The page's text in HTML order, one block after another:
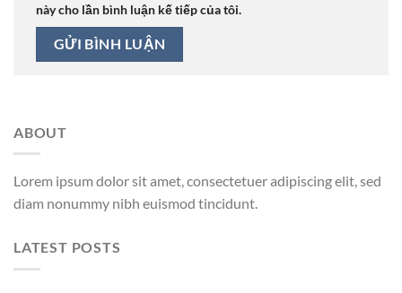
này cho lần bình luận kế tiếp của tôi.
ABOUT
Lorem ipsum dolor sit amet, consectetuer adipiscing elit, sed
diam nonummy nibh euismod tincidunt.
LATEST POSTS